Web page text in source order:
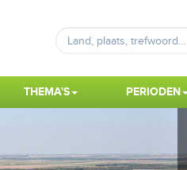
THEMA'S PERIODEN